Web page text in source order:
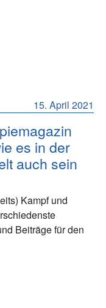
15. April 2021
es in der
auch sein
Kampf und
Beiträge für den